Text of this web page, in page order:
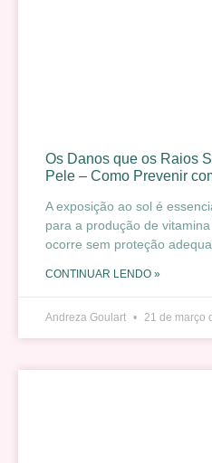
Os Danos que os Raios
Pele – Como Prevenir
A exposição ao sol é
para a produção de
ocorre sem proteção
CONTINUAR LENDO »
Andreza Goulart 21 de março